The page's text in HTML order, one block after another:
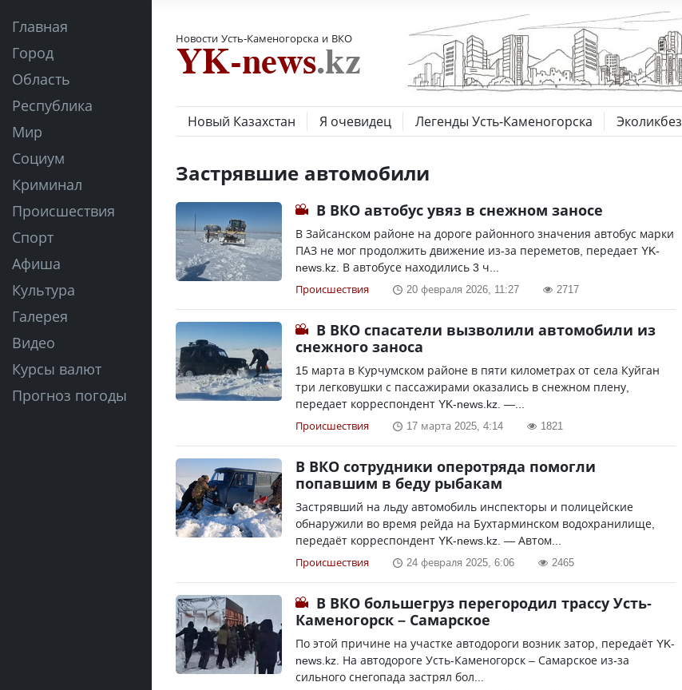
Главная
Город
Область
Республика
Мир
Социум
Криминал
Происшествия
Спорт
Афиша
Культура
Галерея
Видео
Курсы валют
Прогноз погоды
Новости Усть-Каменогорска и ВКО
Новый Казахстан Я очевидец Легенды Усть-Каменогорска Эколикбез
Застрявшие автомобили
В ВКО автобус увяз в снежном заносе
В Зайсанском районе на дороге районного значения автобус марки
ПАЗ не мог продолжить движение из-за переметов, передает YK-
news.kz. В автобусе находились 3 ч...
Происшествия 20 февраля 2026, 11:27 2717
В ВКО спасатели вызволили автомобили из
снежного заноса
15 марта в Курчумском районе в пяти километрах от села Куйган
три легковушки с пассажирами оказались в снежном плену,
передает корреспондент YK-news.kz. —...
Происшествия 17 марта 2025, 4:14 1821
В ВКО сотрудники оперотряда помогли
попавшим в беду рыбакам
Застрявший на льду автомобиль инспекторы и полицейские
обнаружили во время рейда на Бухтарминском водохранилище,
передаёт корреспондент YK-news.kz. — Автом...
Происшествия 24 февраля 2025, 6:06 2465
В ВКО большегруз перегородил трассу Усть-
Каменогорск – Самарское
По этой причине на участке автодороги возник затор, передаёт YK-
news.kz. На автодороге Усть-Каменогорск – Самарское из-за
сильного снегопада застрял бол...